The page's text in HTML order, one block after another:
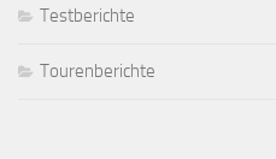
Testberichte
Tourenberichte